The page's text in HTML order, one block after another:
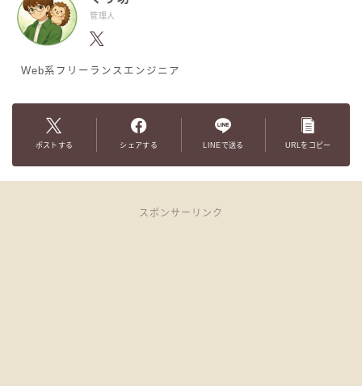
管理人
Web系フリーランスエンジニア
ポストする シェアする LINEで送る URLをコピー
スポンサーリンク